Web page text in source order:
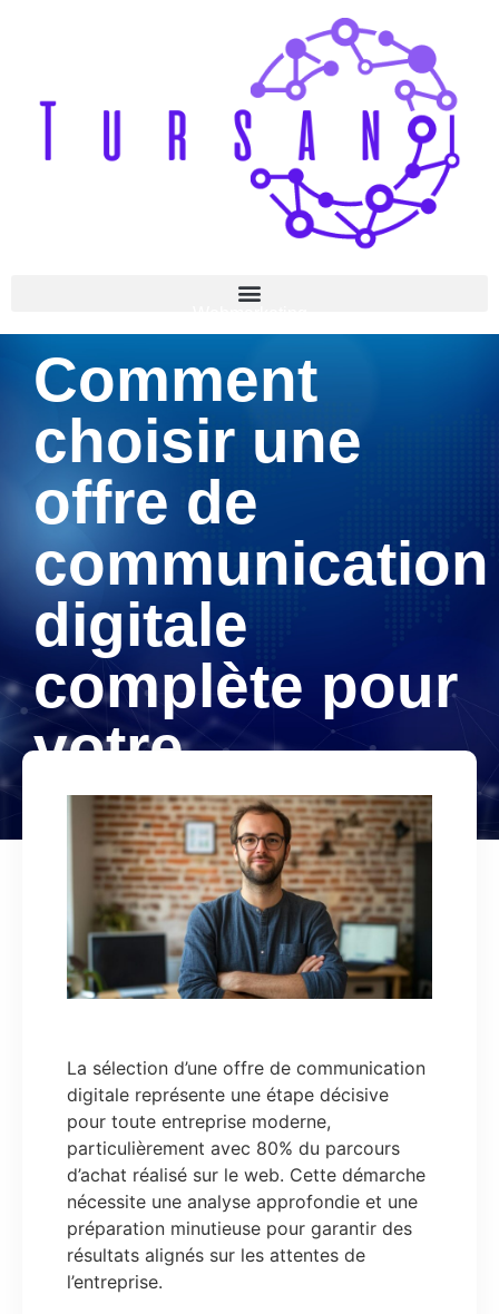
Comment
choisir une
offre de
communication
digitale
complète pour
votre
entreprise
La sélection d’une offre de communication
digitale représente une étape décisive
pour toute entreprise moderne,
particulièrement avec 80% du parcours
d’achat réalisé sur le web. Cette démarche
nécessite une analyse approfondie et une
préparation minutieuse pour garantir des
résultats alignés sur les attentes de
l’entreprise.